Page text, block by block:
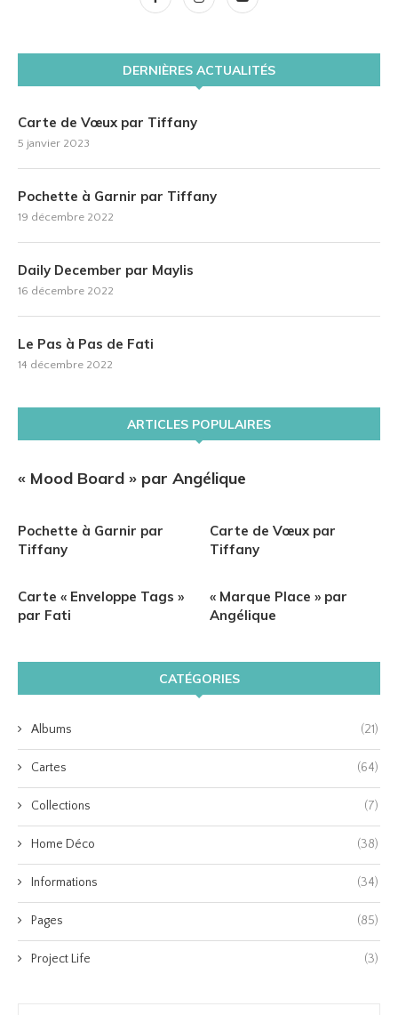
DERNIÈRES ACTUALITÉS
Carte de Vœux par Tiffany
5 janvier 2023
Pochette à Garnir par Tiffany
19 décembre 2022
Daily December par Maylis
16 décembre 2022
Le Pas à Pas de Fati
14 décembre 2022
ARTICLES POPULAIRES
« Mood Board » par Angélique
Pochette à Garnir par
Tiffany
Carte de Vœux par
Tiffany
Carte « Enveloppe Tags »
par Fati
« Marque Place » par
Angélique
CATÉGORIES
Albums (21)
Cartes (64)
Collections (7)
Home Déco (38)
Informations (34)
Pages (85)
Project Life (3)